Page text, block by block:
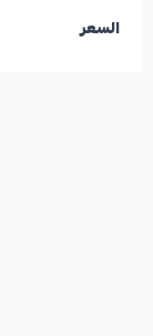
السعر